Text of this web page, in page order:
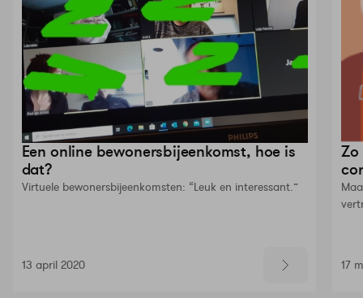
Een online bewonersbijeenkomst, hoe is
dat?
Virtuele bewonersbijeenkomsten: “Leuk en interessant.”
13 april 2020
Zo
17